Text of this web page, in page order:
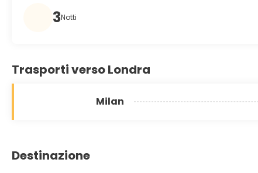
3Notti
Trasporti verso Londra
Milan
Destinazione